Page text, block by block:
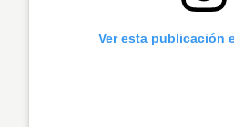
Ver esta publicación